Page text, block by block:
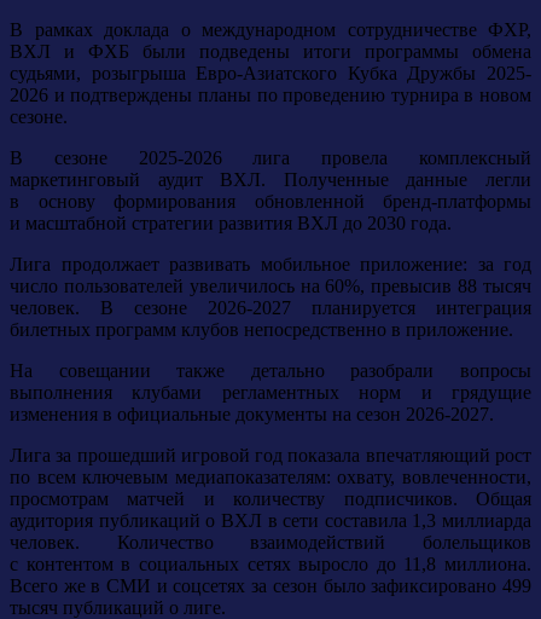
В рамках доклада о международном сотрудничестве ФХР,
ВХЛ и ФХБ были подведены итоги программы обмена
судьями, розыгрыша Евро-Азиатского Кубка Дружбы 2025-
2026 и подтверждены планы по проведению турнира в новом
сезоне.
В сезоне 2025-2026 лига провела комплексный
маркетинговый аудит ВХЛ. Полученные данные легли
в основу формирования обновленной бренд-платформы
и масштабной стратегии развития ВХЛ до 2030 года.
Лига продолжает развивать мобильное приложение: за год
число пользователей увеличилось на 60%, превысив 88 тысяч
человек. В сезоне 2026-2027 планируется интеграция
билетных программ клубов непосредственно в приложение.
На совещании также детально разобрали вопросы
выполнения клубами регламентных норм и грядущие
изменения в официальные документы на сезон 2026-2027.
Лига за прошедший игровой год показала впечатляющий рост
по всем ключевым медиапоказателям: охвату, вовлеченности,
просмотрам матчей и количеству подписчиков. Общая
аудитория публикаций о ВХЛ в сети составила 1,3 миллиарда
человек. Количество взаимодействий болельщиков
с контентом в социальных сетях выросло до 11,8 миллиона.
Всего же в СМИ и соцсетях за сезон было зафиксировано 499
тысяч публикаций о лиге.